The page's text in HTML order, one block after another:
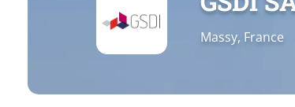
Massy, France